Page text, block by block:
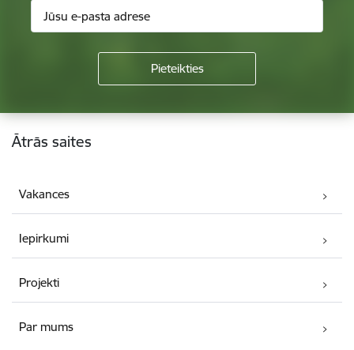
Kājene
Ātrās saites
Vakances
Iepirkumi
Projekti
Par mums